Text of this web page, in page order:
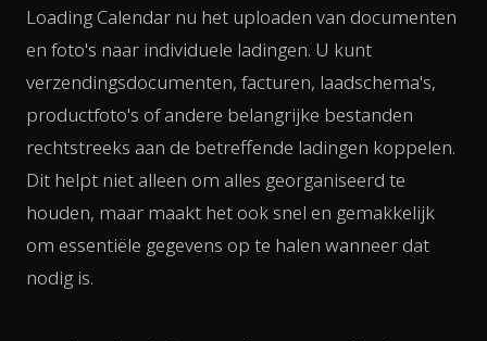
Loading Calendar nu het uploaden van documenten
en foto's naar individuele ladingen. U kunt
verzendingsdocumenten, facturen, laadschema's,
productfoto's of andere belangrijke bestanden
rechtstreeks aan de betreffende ladingen koppelen.
Dit helpt niet alleen om alles georganiseerd te
houden, maar maakt het ook snel en gemakkelijk
om essentiële gegevens op te halen wanneer dat
nodig is.